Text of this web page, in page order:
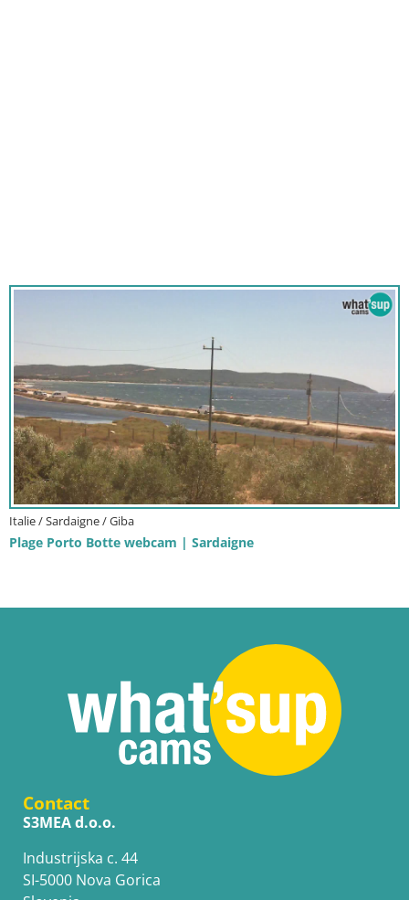
Italie / Sardaigne / Giba
Plage Porto Botte webcam | Sardaigne
Contact
S3MEA d.o.o.
Industrijska c. 44
SI-5000 Nova Gorica